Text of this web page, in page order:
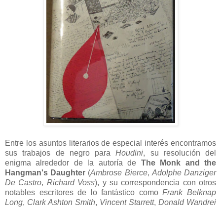
Entre los asuntos literarios de especial interés encontramos
sus trabajos de negro paraHoudini, su resolución del
enigma alrededor de la autoría de The Monk and the
Hangman's Daughter (Ambrose Bierce, Adolphe Danziger
De Castro, Richard Voss), y su correspondencia con otros
notables escritores de lo fantástico comoFrank Belknap
Long, Clark Ashton Smith, Vincent Starrett, Donald Wandrei